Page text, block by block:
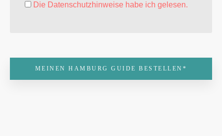
Die Datenschutzhinweise habe ich gelesen.
MEINEN HAMBURG GUIDE BESTELLEN*